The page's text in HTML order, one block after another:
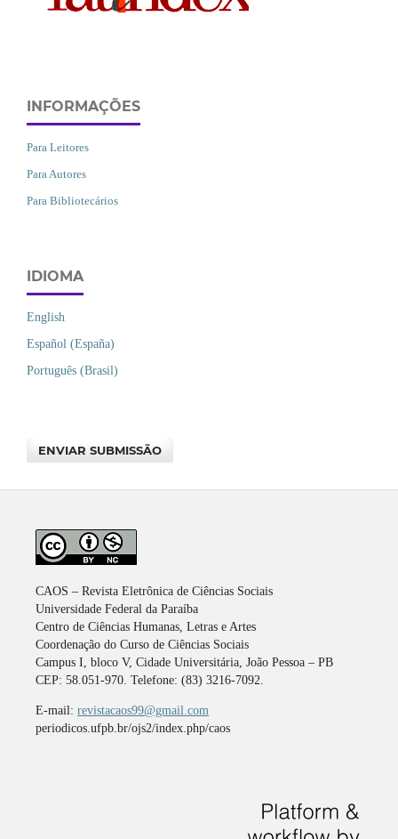
INFORMAÇÕES
Para Leitores
Para Autores
Para Bibliotecários
IDIOMA
English
Español (España)
Português (Brasil)
ENVIAR SUBMISSÃO
CAOS – Revista Eletrônica de Ciências Sociais
Universidade Federal da Paraíba
Centro de Ciências Humanas, Letras e Artes
Coordenação do Curso de Ciências Sociais
Campus I, bloco V, Cidade Universitária, João Pessoa – PB
CEP: 58.051-970. Telefone: (83) 3216-7092.
E-mail: revistacaos99@gmail.com
periodicos.ufpb.br/ojs2/index.php/caos